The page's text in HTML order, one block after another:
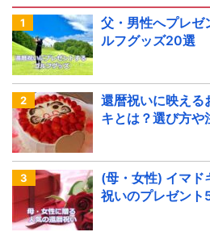
父・男性へプレゼ
ルフグッズ20選
還暦祝いに映える
キとは？選び方や
(母・女性) イマ
祝いのプレゼント